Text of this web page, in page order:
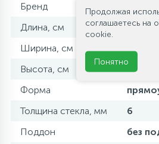
Бренд
Длина, см
100-
Ширина, см
100
Высота, см
195
Форма
Толщина стекла, мм
6
Поддон
без
Продолжая
соглашаетесь на
cookie.
Понятно